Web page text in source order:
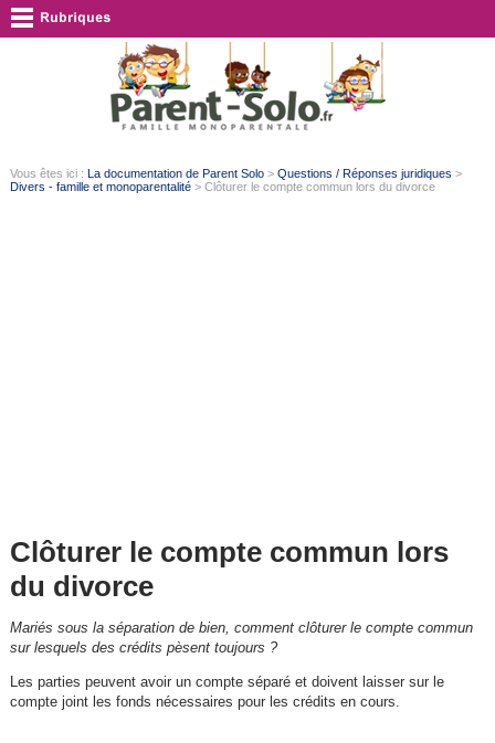
Vous êtes ici : La documentation de Parent Solo> Questions / Réponses juridiques >
Divers - famille et monoparentalité> Clôturer le compte commun lors du divorce
Clôturer le compte commun lors
du divorce
Mariés sous la séparation de bien, comment clôturer le compte commun
sur lesquels des crédits pèsent toujours ?
Les parties peuvent avoir un compte séparé et doivent laisser sur le
compte joint les fonds nécessaires pour les crédits en cours.